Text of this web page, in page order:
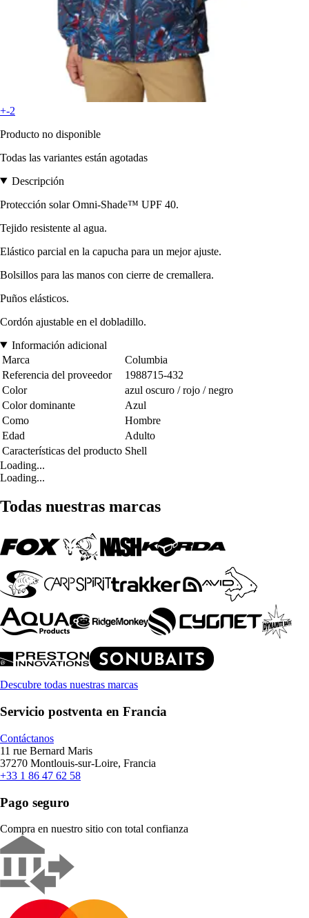
+-2
Producto no disponible
Todas las variantes están agotadas
Descripción
Protección solar Omni-Shade™ UPF 40.
Tejido resistente al agua.
Elástico parcial en la capucha para un mejor ajuste.
Bolsillos para las manos con cierre de cremallera.
Puños elásticos.
Cordón ajustable en el dobladillo.
Información adicional
Marca
Columbia
Referencia del proveedor
1988715-432
Color
azul oscuro / rojo / negro
Color dominante
Azul
Como
Hombre
Edad
Adulto
Características del producto Shell
Loading...
Loading...
Todas nuestras marcas
Descubre todas nuestras marcas
Servicio postventa en Francia
Contáctanos
11 rue Bernard Maris
37270 Montlouis-sur-Loire, Francia
+33 1 86 47 62 58
Pago seguro
Compra en nuestro sitio con total confianza